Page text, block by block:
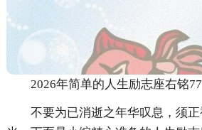
2026年简单的人生励志座右铭
不要为已消逝之年华叹息，须